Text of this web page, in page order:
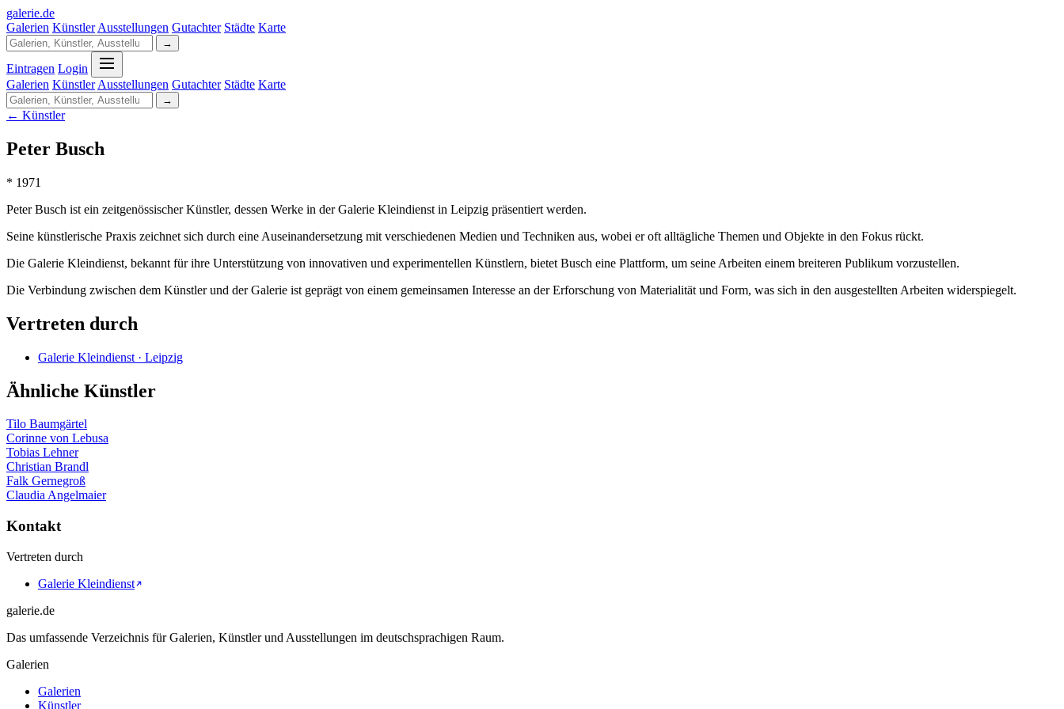
galerie.de
Galerien Künstler Ausstellungen Gutachter Städte Karte
→
Eintragen Login
Galerien Künstler Ausstellungen Gutachter Städte Karte
→
← Künstler
Peter Busch
* 1971
Peter Busch ist ein zeitgenössischer Künstler, dessen Werke in der Galerie Kleindienst in Leipzig präsentiert werden.
Seine künstlerische Praxis zeichnet sich durch eine Auseinandersetzung mit verschiedenen Medien und Techniken aus, wobei er oft alltägliche Themen und Objekte in den Fokus rückt.
Die Galerie Kleindienst, bekannt für ihre Unterstützung von innovativen und experimentellen Künstlern, bietet Busch eine Plattform, um seine Arbeiten einem breiteren Publikum vorzustellen.
Die Verbindung zwischen dem Künstler und der Galerie ist geprägt von einem gemeinsamen Interesse an der Erforschung von Materialität und Form, was sich in den ausgestellten Arbeiten widerspiegelt.
Vertreten durch
Galerie Kleindienst · Leipzig
Ähnliche Künstler
Tilo Baumgärtel
Corinne von Lebusa
Tobias Lehner
Christian Brandl
Falk Gernegroß
Claudia Angelmaier
Kontakt
Vertreten durch
Galerie Kleindienst
galerie.de
Das umfassende Verzeichnis für Galerien, Künstler und Ausstellungen im deutschsprachigen Raum.
Galerien
Galerien
Künstler